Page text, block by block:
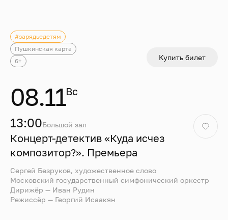
Купить билет
#зарядьедетям
Пушкинская карта
6+
08.11Вс
13:00Большой зал
Концерт-детектив «Куда исчез
композитор?». Премьера
Сергей Безруков, художественное слово
Московский государственный симфонический оркестр
Дирижёр — Иван Рудин
Режиссёр — Георгий Исаакян